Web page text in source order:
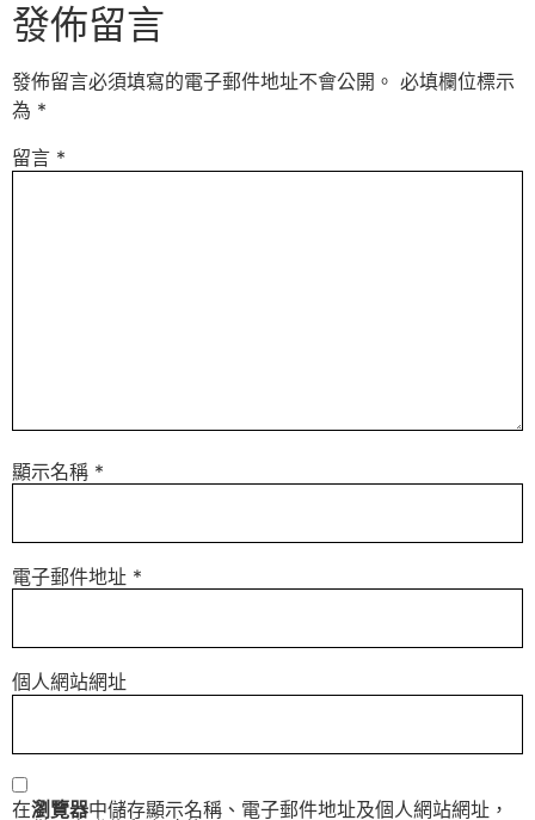
發佈留言
發佈留言必須填寫的電子郵件地址不會公開。 必填欄位標示
為 *
留言 *
顯示名稱 *
電子郵件地址 *
個人網站網址
在瀏覽器中儲存顯示名稱、電子郵件地址及個人網站網址，